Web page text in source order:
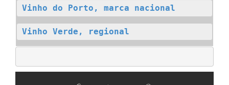
Vinho do Porto, marca nacional
Vinho Verde, regional